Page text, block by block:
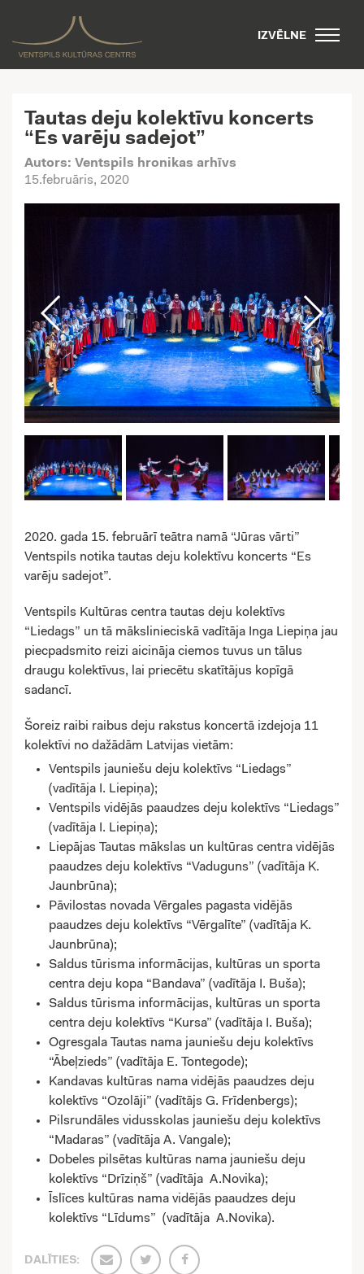
IZVĒLNE
Tautas deju kolektīvu koncerts
“Es varēju sadejot”
Autors: Ventspils hronikas arhīvs
15.februāris, 2020
2020. gada 15. februārī teātra namā “Jūras vārti”
Ventspils notika tautas deju kolektīvu koncerts “Es
varēju sadejot”.
Ventspils Kultūras centra tautas deju kolektīvs
“Liedags” un tā mākslinieciskā vadītāja Inga Liepiņa jau
piecpadsmito reizi aicināja ciemos tuvus un tālus
draugu kolektīvus, lai priecētu skatītājus kopīgā
sadancī.
Šoreiz raibi raibus deju rakstus koncertā izdejoja 11
kolektīvi no dažādām Latvijas vietām:
Ventspils jauniešu deju kolektīvs “Liedags”
(vadītāja I. Liepiņa);
Ventspils vidējās paaudzes deju kolektīvs “Liedags”
(vadītāja I. Liepiņa);
Liepājas Tautas mākslas un kultūras centra vidējās
paaudzes deju kolektīvs “Vaduguns” (vadītāja K.
Jaunbrūna);
Pāvilostas novada Vērgales pagasta vidējās
paaudzes deju kolektīvs “Vērgalīte” (vadītāja K.
Jaunbrūna);
Saldus tūrisma informācijas, kultūras un sporta
centra deju kopa “Bandava” (vadītāja I. Buša);
Saldus tūrisma informācijas, kultūras un sporta
centra deju kolektīvs “Kursa” (vadītāja I. Buša);
Ogresgala Tautas nama jauniešu deju kolektīvs
“Ābeļzieds” (vadītāja E. Tontegode);
Kandavas kultūras nama vidējās paaudzes deju
kolektīvs “Ozolāji” (vadītājs G. Frīdenbergs);
Pilsrundāles vidusskolas jauniešu deju kolektīvs
“Madaras” (vadītāja A. Vangale);
Dobeles pilsētas kultūras nama jauniešu deju
kolektīvs “Drīziņš” (vadītāja A.Novika);
Īslīces kultūras nama vidējās paaudzes deju
kolektīvs “Līdums” (vadītāja A.Novika).
DALĪTIES: